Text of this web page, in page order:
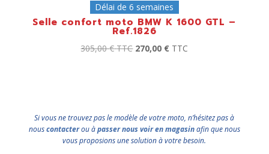
Délai de 6 semaines
Selle confort moto BMW K 1600 GTL –
Ref.1826
305,00€ TTC 270,00 € TTC
Si vous ne trouvez pas le modèle de votre moto, n’hésitez pas à
nouscontacterou àpasser nous voir en magasinafin que nous
vous proposions une solution à votre besoin.